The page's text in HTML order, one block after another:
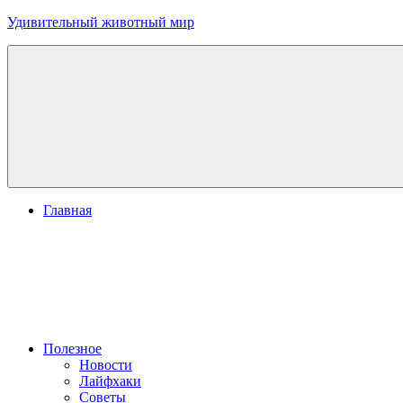
Перейти
Удивительный животный мир
Главная
Полезное
Новости
Лайфхаки
Советы